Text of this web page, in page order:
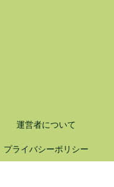
運営者について
プライバシーポリシー